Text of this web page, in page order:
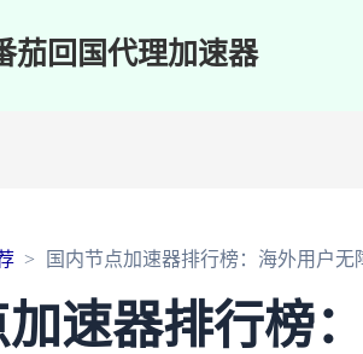
茄回国代理加速器
国内节点加速器排行榜：海外用户
加速器排行榜